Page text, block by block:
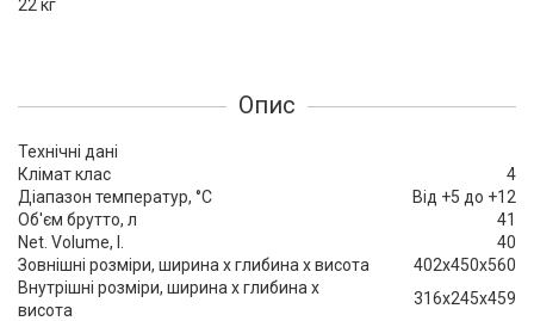
22 кг
Опис
Технічні дані
Клімат клас
4
Діапазон температур, °C
Від +5 до +12
Об'єм брутто, л
41
Net. Volume, l.
40
Зовнішні розміри, ширина x глибина x висота
402x450x560
Внутрішні розміри, ширина x глибина x
висота
316x245x459